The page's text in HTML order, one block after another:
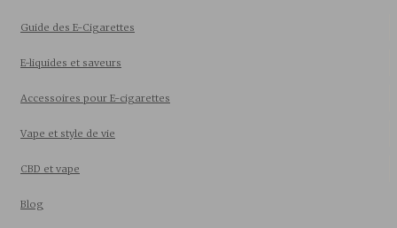
Guide des E-Cigarettes
E-liquides et saveurs
Accessoires pour E-cigarettes
Vape et style de vie
CBD et vape
Blog